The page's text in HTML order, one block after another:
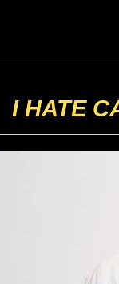
I HATE